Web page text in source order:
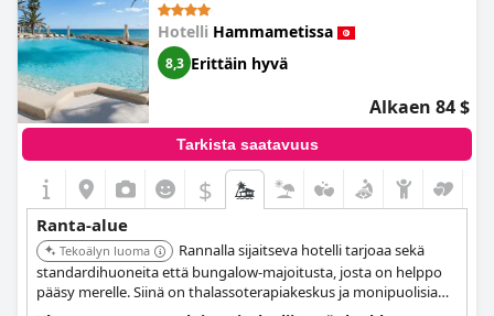
Hotelli Hammametissa
8,3 Erittäin hyvä
Alkaen 84 $
Tarkista saatavuus
$
Ranta-alue
Tekoälyn luoma
Rannalla sijaitseva hotelli tarjoaa sekä
standardihuoneita että bungalow-majoitusta, josta on helppo
pääsy merelle. Siinä on thalassoterapiakeskus ja monipuolisia
ruokailumahdollisuuksia, mikä tekee siitä sopivan